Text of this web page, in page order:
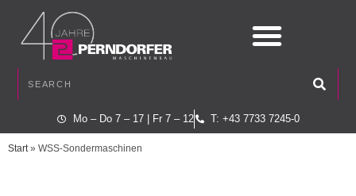
Mo – Do 7 – 17 | Fr 7 – 12 T: +43 7733 7245-0
Start » WSS-Sondermaschinen